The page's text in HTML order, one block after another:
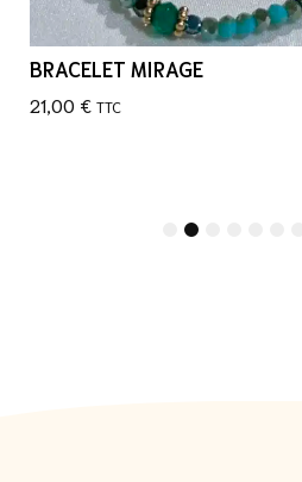
BRACELET MIRAGE
21,00 € TTC
5